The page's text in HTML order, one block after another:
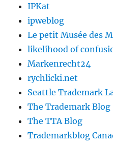
IPKat
ipweblog
Le petit Musée des
likelihood of
Markenrecht24
rychlicki.net
Seattle Trademark
The Trademark Blog
The TTA Blog
Trademarkblog